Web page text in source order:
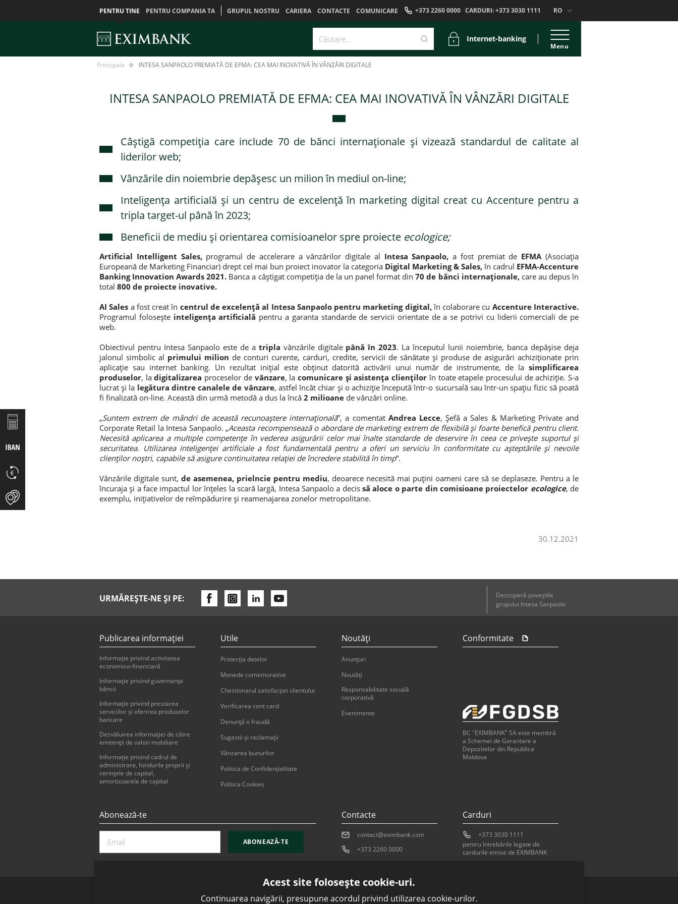
PENTRU TINE PENTRU COMPANIA TA GRUPUL NOSTRU CARIERA CONTACTE COMUNICARE +373 2260 0000 CARDURI:+373 3030 1111 RO
Internet-banking
Menu
Principala ГлавнаяINTESA
EFMA:
CEA
VÂNZĂRI
DIGITALE
INTESA SANPAOLO PREMIATĂ DE EFMA: CEA MAI INOVATIVĂ ÎN VÂNZĂRI DIGITALE
INTESA SANPAOLO PREMIATĂ DE EFMA: CEA MAI INOVATIVĂ ÎN VÂNZĂRI DIGITALE
Câștigă competiția care include 70 de bănci internaționale și vizează standardul de calitate al
liderilor web;
Vânzările din noiembrie depășesc un milion în mediul on-line;
Inteligența artificială și un centru de excelență în marketing digital creat cu Accenture pentru a
tripla target-ul până în 2023;
Beneficii de mediu și orientarea comisioanelor spre proiecte ecologice;
Artificial Intelligent Sales, programul de accelerare a vânzărilor digitale al Intesa Sanpaolo,a fost premiat de EFMA(Asociația
Europeană de Marketing Financiar) drept cel mai bun proiect inovator la categoria Digital Marketing & Sales,în cadrul EFMA-Accenture
Banking Innovation Awards 2021. Banca a câștigat competiția de la un panel format din 70 de bănci internaționale, care au depus în
total 800 de proiecte inovative.
AI Sales a fost creat în centrul de excelență al Intesa Sanpaolo pentru marketing digital,în colaborare cu Accenture Interactive.
Programul foloseșteinteligența artificială pentru a garanta standarde de servicii orientate de a se potrivi cu liderii comerciali de pe
web.
Obiectivul pentru Intesa Sanpaolo este de a tripla vânzările digitale până în 2023. La începutul lunii noiembrie, banca depășise deja
jalonul simbolic al primului milion de conturi curente, carduri, credite, servicii de sănătate și produse de asigurări achiziționate prin
aplicație sau internet banking. Un rezultat inițial este obținut datorită activării unui număr de instrumente, de la simplificarea
produselor, ladigitalizarea proceselor de vânzare, la comunicare și asistența clienților în toate etapele procesului de achiziție. S-a
lucrat și la legătura dintre canalele de vânzare, astfel încât chiar și o achiziție începută într-o sucursală sau într-un spațiu fizic să poată
fi finalizată on-line. Această din urmă metodă a dus la încă 2 milioane de vânzări online.
„Suntem extrem de mândri de această recunoaștere internațională”, a comentat Andrea Lecce, Șefă a Sales & Marketing Private and
Corporate Retail la Intesa Sanpaolo. „Aceasta recompensează o abordare de marketing extrem de flexibilă și foarte benefică pentru client.
Necesită aplicarea a multiple competențe în vederea asigurării celor mai înalte standarde de deservire în ceea ce privește suportul și
securitatea. Utilizarea inteligenței artificiale a fost fundamentală pentru a oferi un serviciu în conformitate cu așteptările și nevoile
clienților noștri, capabile să asigure continuitatea relației de încredere stabilită în timp”.
Vânzările digitale sunt, de asemenea, prielncie pentru mediu, deoarece necesită mai puțini oameni care să se deplaseze. Pentru a le
încuraja și a face impactul lor înțeles la scară largă, Intesa Sanpaolo a decissă aloce o parte din comisioane proiectelor ecologice, de
exemplu, inițiativelor de reîmpădurire și reamenajarea zonelor metropolitane.
30.12.2021
URMĂREȘTE-NE ȘI PE:
Descoperă poveştile
grupului Intesa Sanpaolo
Publicarea informaţiei
Informaţie privind activitatea
economico-financiară
Informaţie privind guvernanţa
băncii
Informaţie privind prestarea
serviciilor şi oferirea produselor
bancare
Dezvăluirea informaţiei de către
emitenţii de valori mobiliare
Informație privind cadrul de
administrare, fondurile proprii și
cerințele de capital,
amortizoarele de capital
Utile
Protecția datelor
Monede comemorative
Chestionarul satisfacției clientului
Verificarea cont card
Denunţă o fraudă
Sugestii şi reclamaţii
Vânzarea bunurilor
Politica de Confidențialitate
Politica Cookies
Noutăți
Anunțuri
Noutăți
Responsabilitate socială
corporativă
Evenimente
Conformitate
BC "EXIMBANK" SA este membră
a Schemei de Garantare a
Depozitelor din Republica
Moldova
Abonează-te
ABONEAZĂ-TE
Contacte
contact@eximbank.com
+373 2260 0000
Carduri
+373 3030 1111
pentru întrebările legate de
cardurile emise de EXIMBANK
Acest site folosește cookie-uri.
Continuarea navigării, presupune acordul privind utilizarea cookie-urilor.